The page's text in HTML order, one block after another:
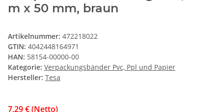
m x 50 mm, braun
Artikelnummer: 472218022
GTIN: 4042448164971
HAN: 58154-00000-00
Kategorie: Verpackungsbänder Pvc, Ppl und Papier
Hersteller: Tesa
7,29 € (Netto)